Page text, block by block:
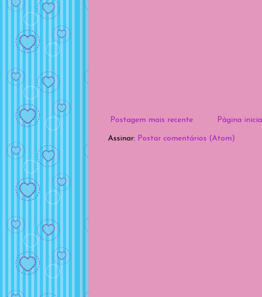
Postagem mais recente Página inicial
Assinar: Postar comentários (Atom)